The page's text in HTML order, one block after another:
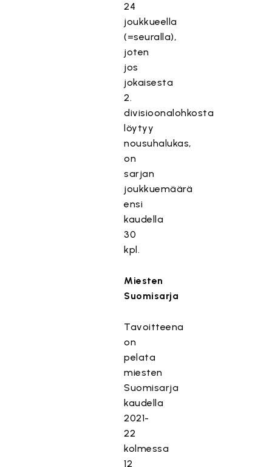
24
joukkueella
(=seuralla),
joten
jos
jokaisesta
2.
divisioonalohkosta
löytyy
nousuhalukas,
on
sarjan
joukkuemäärä
ensi
kaudella
30
kpl.
Miesten
Suomisarja
Tavoitteena
on
pelata
miesten
Suomisarja
kaudella
2021-
22
kolmessa
12